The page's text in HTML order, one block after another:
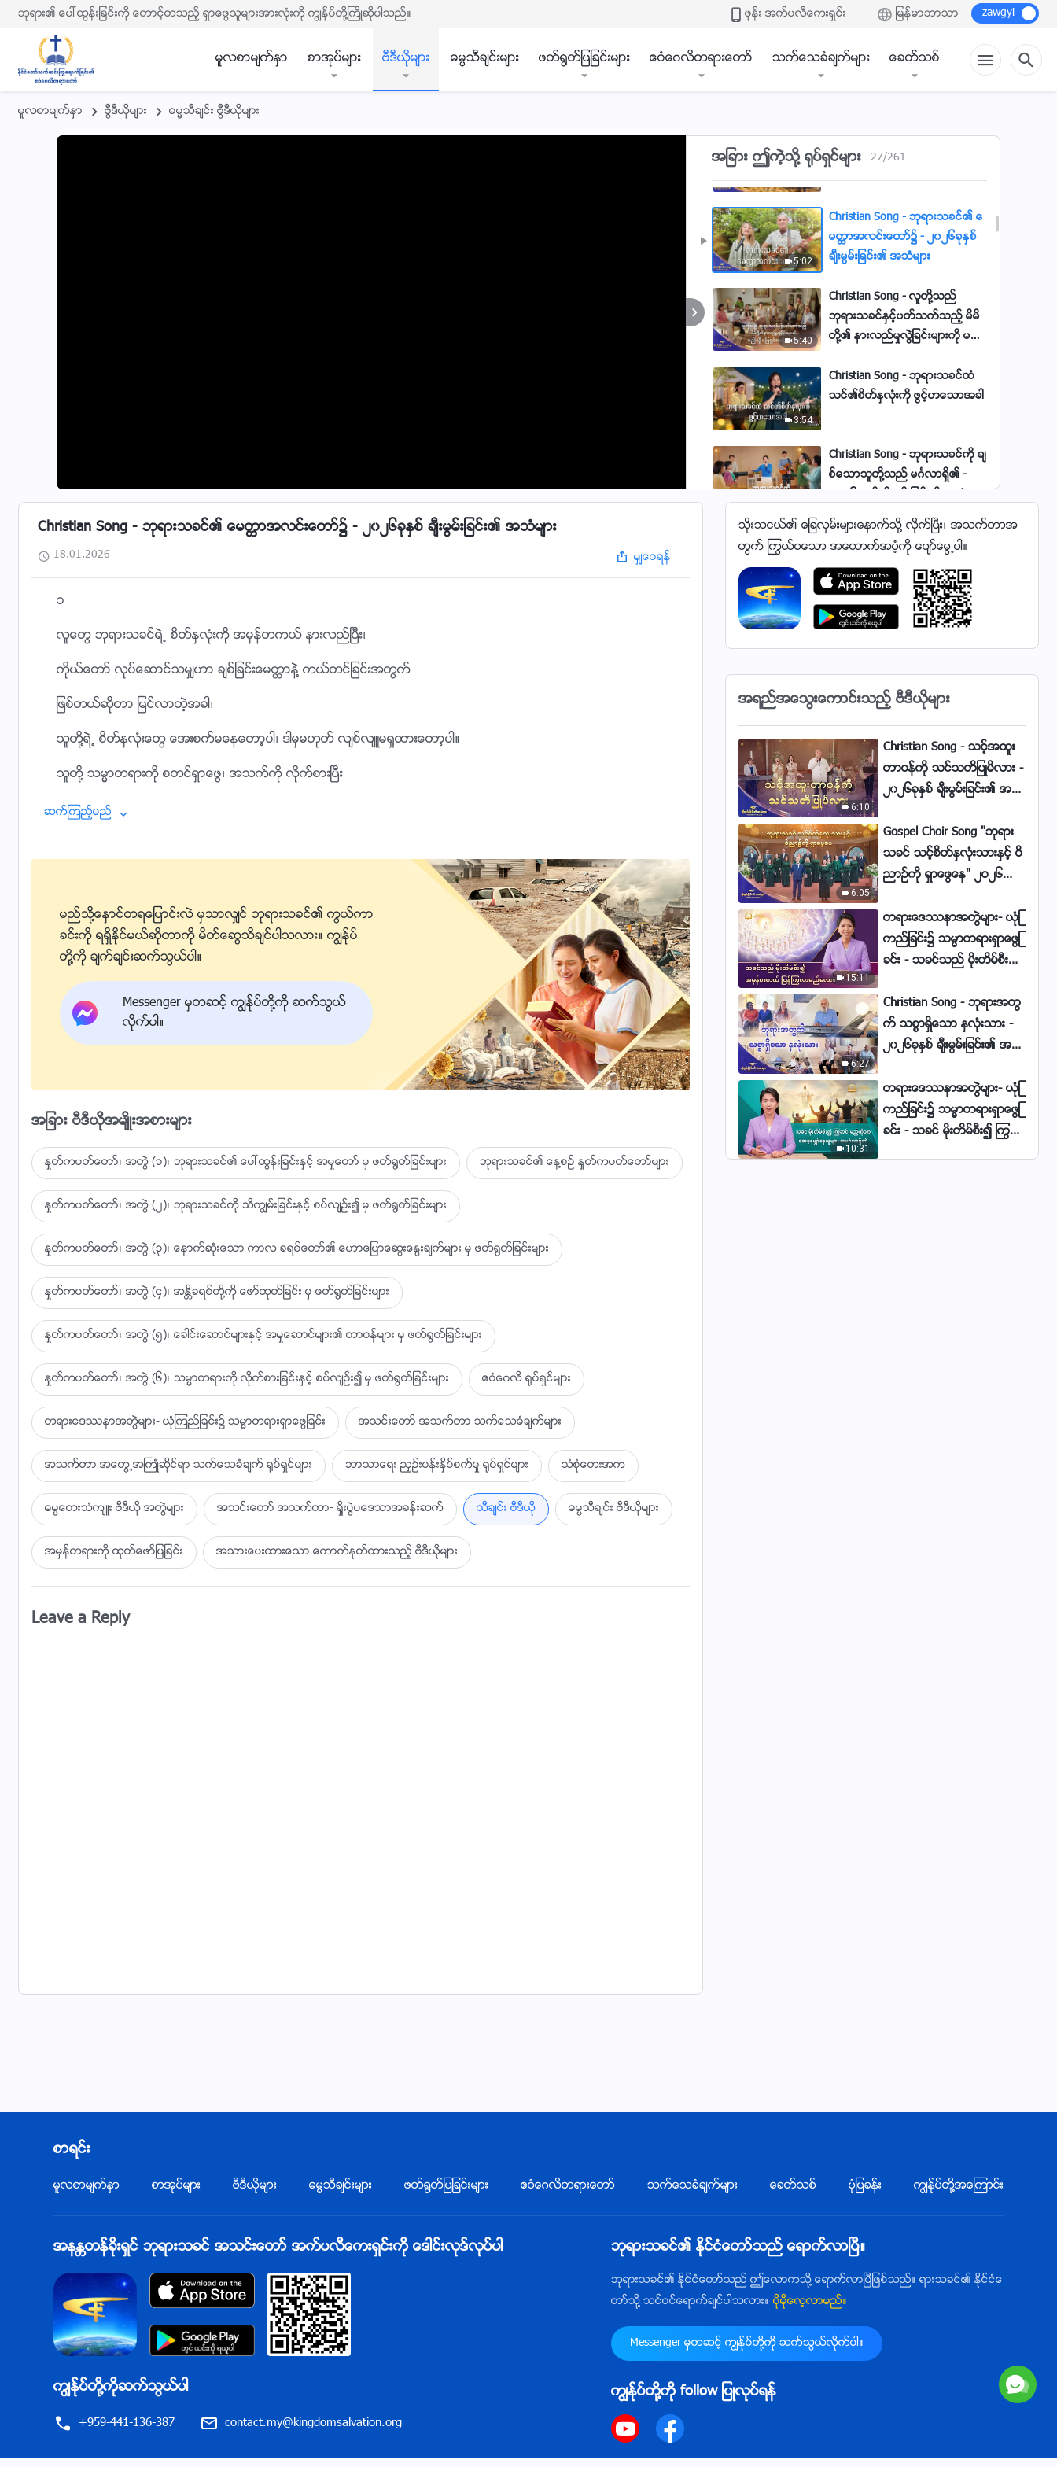
ဘုရား၏ ေပၚထြန္းျခင္းကို ေတာင့္တသည့္ ရွာေဖြသူမ်ားအားလုံးကို ကြၽန္ုပ္တို႔ႀကိဳဆိုပါသည္။ ဖုန္း အက္ပလီေကးရွင္း ျမန္မာဘာသာ
မူလစာမ်က္ႏွာ စာအုပ္မ်ား ဗီဒီယိုမ်ား ဓမၼသီခ်င္းမ်ား ဖတ္႐ြတ္ျပျခင္းမ်ား ဧဝံေဂလိတရားေတာ္ သက္ေသခံခ်က္မ်ား ေခတ္သစ္
မူလစာမ်က္ႏွာ ဗြီဒီယိုမ်ား ဓမၼသီခ်င္း ဗြီဒီယိုမ်ား
အျခား ဤကဲ့သို႔ ႐ုပ္ရွင္မ်ား 27/261
စိတ္ခံစားမႈမ်ား - ၂၀၂၆ခုႏွစ္ ခ်ီးမြ
Christian Song - ဘုရားသခင္သည္
ပို၍မ်ားေသာ လူမ်ားက သူ၏ကယ္
9:18
Christian Song - အနႏၲတန္ခိုးရွင္
ဘုရားသခင္အတြက္ ခ်ီးမြမ္းမႈသည္
ဘယ္ေတာ့မွ် ရပ္စဲမည္မဟုတ္ -
5:02
Christian Song - ဘုရားသခင္၏ ေ
မတၱာအလင္းေတာ္၌ - ၂၀၂၆ခုႏွစ္
ခ်ီးမြမ္းျခင္း၏ အသံမ်ား
5:40
Christian Song - လူတို႔သည္
ဘုရားသခင္ႏွင့္ပတ္သက္သည့္ မိမိ
တို႔၏ နားလည္မႈလြဲျခင္းမ်ားကို မည္
စ္ ခ်ီးမြမ္းျခင္း၏ အသံမ်ား
3:54
Christian Song - ဘုရားသခင္ထံ
သင္၏စိတ္ႏွလုံးကို ဖြင့္ဟေသာအခါ
Christian Song - ဘုရားသခင္ကို ခ်
စ္ေသာသူတို႔သည္ မဂၤလာရွိ၏ -
၂၀၂၆ခုႏွစ္ ခ်ီးမြမ္းျခင္း၏ အသံမ်ား
6:10
Christian Song - သင့္အထူးတာဝန္
ကို သင္သတိျပဳမိလား - ၂၀၂၆ခုႏွစ္
ခ်ီးမြမ္းျခင္း၏ အသံမ်ား
Christian Song - အနႏၲတန္ခိုးရွင္
ဘုရားသခင္သည္ ဘုန္းပလႅင္ေပၚ၌
ထိုင္ေတာ္မူၿပီ - ၂၀၂၆ခုႏွစ္ ခ်ီးမြမ္းျ
ခင္း၏ အသံမ်ား
5:22
Christian Song - ဘုရားသခင္၏ ခ်
စ္ခင္ႏွစ္လိုဖြယ္ေကာင္းျခင္းကို ကြၽန္ု
ခ်ီးမြမ္းျခင္း၏ အသံမ်ား
5:10
Christian Song - ဘုရားကို စိတ္ေ
က်နပ္ေစၿပီး ကိုယ္ေတာ့္စိတ္ကို စိတ္
ခ်ေစေသာသူ ျဖစ္ေလာ့က်ဴး
4:34
Christian Song - ကမာၻေျမႀကီးေ
ပၚ၌ ဘုရားသခင္၏ တစ္ခုတည္းေ
သာ ဆႏၵ
3:22
Christian Song - ဘုရားသခင္သည္
ပို၍မ်ားေသာ လူမ်ားက သူ၏ကယ္
တင္ျခင္းကို ရရွိရန္ အလိုရွိ၏
3:38
Christian Song - ဖန္ဆင္းျခင္း
အားလုံးသည္ ဘုရားသခင္၏ အုပ္စိုး
မႈေအာက္သို႔ လာေရာက္ရမည္
6:54
Christian Song - ဘုရားသခင္တစ္
ပါးတည္းသာ လူကို အခ်စ္ဆုံးျဖစ္သ
ည္
Christian Song - ဘုရားသခင္၏ ေမတၱာအလင္းေတာ္၌ - ၂၀၂၆ခုႏွစ္ ခ်ီးမြမ္းျခင္း၏ အသံမ်ား
18.01.2026 မွ်ေဝရန္
၁
လူေတြ ဘုရားသခင္ရဲ႕ စိတ္ႏွလုံးကို အမွန္တကယ္ နားလည္ၿပီး၊
ကိုယ္ေတာ္ လုပ္ေဆာင္သမွ်ဟာ ခ်စ္ျခင္းေမတၱာနဲ႔ ကယ္တင္ျခင္းအတြက္
ျဖစ္တယ္ဆိုတာ ျမင္လာတဲ့အခါ၊
သူတို႔ရဲ႕ စိတ္ႏွလုံးေတြ ေအးစက္မေနေတာ့ပါ၊ ဒါမွမဟုတ္ လ်စ္လ်ဴမရႈထားေတာ့ပါ။
သူတို႔ သမၼာတရားကို စတင္ရွာေဖြ၊ အသက္ကို လိုက္စားၿပီး
ကိုယ္ေတာ္ရဲ႕ ဝန္တာကို လိုလိုလားလား ထမ္း႐ြက္လာၾကတယ္။
ဘုရားသခင္ရဲ႕ ေမတၱာအလင္းေတာ္မွာ၊
သူတို႔ဟာ အားနည္းခ်က္ေတြကို ရင္ဆိုင္ဖို႔ သတၱိေတြ ရလာတယ္၊
လဲက်တိုင္းမွာ ျပန္ထဖို႔ ခြန္အားေတြ၊
ၿပီးေတာ့ ဖန္ဆင္းရွင္ကို သိကြၽမ္းျခင္းကသာ ရႏိုင္တဲ့ ၿငိမ္သက္ျခင္းကိုလည္း ရရွိၾကတယ္။
ဘုရားသခင္ရဲ႕ ေမတၱာအလင္းေတာ္မွာ၊
ေၾကာက္႐ြံ႕ျခင္းအားလုံး ေပ်ာက္ကြယ္သြားတယ္။
သူတို႔ဟာ အားနည္းခ်က္ေတြကို ရင္ဆိုင္ဖို႔ သတၱိေတြ ရလာတယ္၊
လဲက်တိုင္းမွာ ျပန္ထဖို႔ ခြန္အားေတြ၊
ၿပီးေတာ့ ဖန္ဆင္းရွင္ကို သိကြၽမ္းျခင္းကသာ ရႏိုင္တဲ့ ၿငိမ္သက္ျခင္းကိုလည္း ရရွိၾကတယ္။
ဘုရားသခင္ရဲ႕ ေမတၱာအလင္းေတာ္မွာ...
ဘုရားသခင္ရဲ႕ ေမတၱာအလင္းေတာ္မွာ...
ဘုရားသခင္ရဲ႕ ေမတၱာအလင္းေတာ္မွာ...
ဘုရားသခင္ရဲ႕ ေမတၱာအလင္းေတာ္မွာ...
ဆက္ၾကည့္မည္
မည္သို႔ေႏွာင္တရေျပာင္းလဲ မွသာလွ်င္ ဘုရားသခင္၏ ကြယ္ကာျ
ခင္းကို ရရွိႏိုင္မယ္ဆိုတာကို မိတ္ေဆြသိခ်င္ပါသလား။ ကြၽန္ုပ္
တို႔ကို ခ်က္ခ်င္းဆက္သြယ္ပါ။
Messenger မွတဆင့္ ကြၽန္ုပ္တို႔ကို ဆက္သြယ္
လိုက္ပါ။
အျခား ဗီဒီယိုအမ်ိဳးအစားမ်ား
ႏႈတ္ကပတ္ေတာ္၊ အတြဲ (၁)၊ ဘုရားသခင္၏ ေပၚထြန္းျခင္းႏွင့္ အမႈေတာ္ မွ ဖတ္႐ြတ္ျခင္းမ်ား ဘုရားသခင္၏ ေန႔စဥ္ ႏႈတ္ကပတ္ေတာ္မ်ား
ႏႈတ္ကပတ္ေတာ္၊ အတြဲ (၂)၊ ဘုရားသခင္ကို သိကြၽမ္းျခင္းႏွင့္ စပ္လ်ဥ္း၍ မွ ဖတ္႐ြတ္ျခင္းမ်ား
ႏႈတ္ကပတ္ေတာ္၊ အတြဲ (၃)၊ ေနာက္ဆုံးေသာ ကာလ ခရစ္ေတာ္၏ ေဟာေျပာေဆြးေႏြးခ်က္မ်ား မွ ဖတ္႐ြတ္ျခင္းမ်ား
ႏႈတ္ကပတ္ေတာ္၊ အတြဲ (၄)၊ အႏၲိခရစ္တို႔ကို ေဖာ္ထုတ္ျခင္း မွ ဖတ္႐ြတ္ျခင္းမ်ား
ႏႈတ္ကပတ္ေတာ္၊ အတြဲ (၅)၊ ေခါင္းေဆာင္မ်ားႏွင့္ အမႈေဆာင္မ်ား၏ တာဝန္မ်ား မွ ဖတ္႐ြတ္ျခင္းမ်ား
ႏႈတ္ကပတ္ေတာ္၊ အတြဲ (၆)၊ သမၼာတရားကို လိုက္စားျခင္းႏွင့္ စပ္လ်ဥ္း၍ မွ ဖတ္႐ြတ္ျခင္းမ်ား ဧဝံေဂလိ ႐ုပ္ရွင္မ်ား
တရားေဒႆနာအတြဲမ်ား- ယုံၾကည္ျခင္း၌ သမၼာတရားရွာေဖြျခင္း အသင္းေတာ္ အသက္တာ သက္ေသခံခ်က္မ်ား
အသက္တာ အေတြ႕အႀကဳံဆိုင္ရာ သက္ေသခံခ်က္ ႐ုပ္ရွင္မ်ား ဘာသာေရး ညႇဥ္းပန္းႏွိပ္စက္မႈ ႐ုပ္ရွင္မ်ား သံစုံေတးအက
ဓမၼေတးသံက်ဴး ဗီဒီယို အတြဲမ်ား အသင္းေတာ္ အသက္တာ- ရႈိးပြဲပေဒသာအခန္းဆက္ သီခ်င္း ဗီဒီယို ဓမၼသီခ်င္း ဗီဒီယိုမ်ား
အမွန္တရားကို ထုတ္ေဖာ္ျပျခင္း အသားေပးထားေသာ ေကာက္ႏုတ္ထားသည့္ ဗီဒီယိုမ်ား
Leave a Reply
သိုးသငယ္၏ ေျခလွမ္းမ်ားေနာက္သို႔ လိုက္ၿပီး၊ အသက္တာအ
တြက္ ႂကြယ္ဝေသာ အေထာက္အပံ့ကို ေပ်ာ္ေမြ႕ပါ။
အရည္အေသြးေကာင္းသည့္ ဗီဒီယိုမ်ား
6:10
Christian Song - သင့္အထူး
တာဝန္ကို သင္သတိျပဳမိလား -
၂၀၂၆ခုႏွစ္ ခ်ီးမြမ္းျခင္း၏ အသံ
6:05
Gospel Choir Song "ဘုရား
သခင္ သင့္စိတ္ႏွလုံးသားႏွင့္ ဝိ
ညာဥ္ကို ရွာေဖြေန" ၂၀၂၆ခုႏွစ္
15:11
တရားေဒႆနာအတြဲမ်ား- ယုံၾ
ကည္ျခင္း၌ သမၼာတရားရွာေဖြျ
ခင္း - သခင္သည္ မိုးတိမ္စီး၍
ည္ေလာ။
6:27
Christian Song - ဘုရားအတြ
က္ သစၥာရွိေသာ ႏွလုံးသား -
၂၀၂၆ခုႏွစ္ ခ်ီးမြမ္းျခင္း၏ အသံ
10:31
တရားေဒႆနာအတြဲမ်ား- ယုံၾ
ကည္ျခင္း၌ သမၼာတရားရွာေဖြျ
ခင္း - သခင္ မိုးတိမ္စီး၍ ႂကြဆ
စာရင္း
မူလစာမ်က္ႏွာ စာအုပ္မ်ား ဗီဒီယိုမ်ား ဓမၼသီခ်င္းမ်ား ဖတ္႐ြတ္ျပျခင္းမ်ား ဧဝံေဂလိတရားေတာ္ သက္ေသခံခ်က္မ်ား ေခတ္သစ္ ပုံျပခန္း ကြၽန္ုပ္တို႔အေၾကာင္း
အနႏၲတန္ခိုးရွင္ ဘုရားသခင္ အသင္းေတာ္ အက္ပလီေကးရွင္းကို ေဒါင္းလုဒ္လုပ္ပါ
ကြၽန္ုပ္တို႔ကိုဆက္သြယ္ပါ
+959-441-136-387 contact.my@kingdomsalvation.org
ဘုရားသခင္၏ ႏိုင္ငံေတာ္သည္ ေရာက္လာၿပီ။
ဘုရားသခင္၏ ႏိုင္ငံေတာ္သည္ ဤေလာကသို႔ ေရာက္လာၿပီျဖစ္သည္။ ရားသခင္၏ ႏိုင္ငံေ
တာ္သို႔ သင္ဝင္ေရာက္ခ်င္ပါသလား။ ပိုမိုေလ့လာမည္။
Messenger မွတဆင့္ ကြၽန္ုပ္တို႔ကို ဆက္သြယ္လိုက္ပါ။
ကြၽန္ုပ္တို႔ကို follow ျပဳလုပ္ရန္